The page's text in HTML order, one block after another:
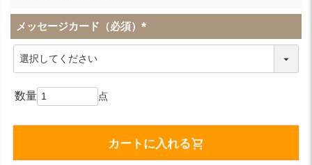
メッセージカード（必須）
(
カートに入れる